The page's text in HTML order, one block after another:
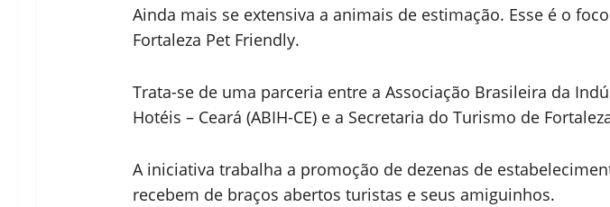
Ainda mais se extensiva a animais de estimação. Esse é o
Fortaleza Pet Friendly.
Trata-se de uma parceria entre a Associação Brasileira da
Hotéis – Ceará (ABIH-CE) e a Secretaria do Turismo de
A iniciativa trabalha a promoção de dezenas de
recebem de braços abertos turistas e seus amiguinhos.